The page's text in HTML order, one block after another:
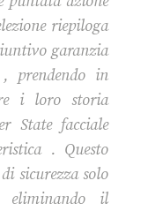
riepiloga
garanzia
prendendo in
i loro storia
State facciale
. Questo
sicurezza solo
il